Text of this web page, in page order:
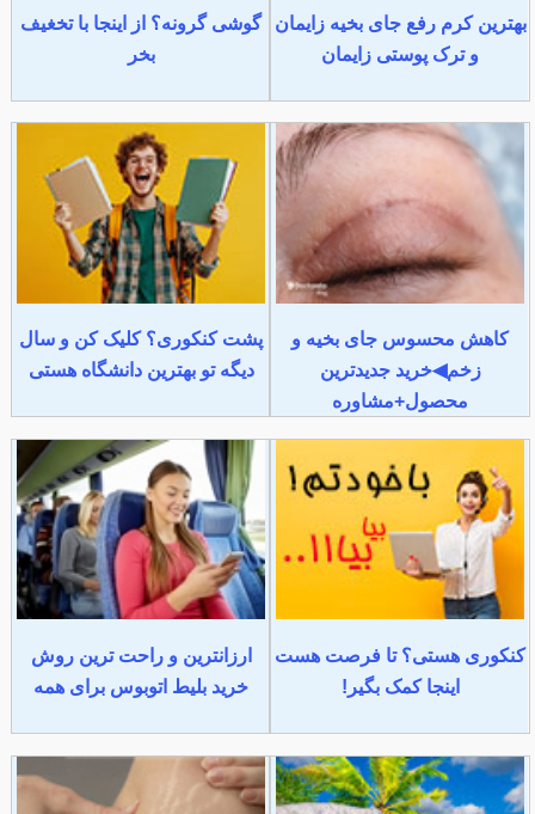
بهترین کرم رفع جای بخیه زایمان
و ترک پوستی زایمان
گوشی گرونه؟ از اینجا با تخغیف
بخر
کاهش محسوس جای بخیه و
زخم◀خرید جدیدترین
محصول+مشاوره
پشت کنکوری؟ کلیک کن و سال
دیگه تو بهترین دانشگاه هستی
کنکوری هستی؟ تا فرصت هست
اینجا کمک بگیر!
ارزانترین و راحت ترین روش
خرید بلیط اتوبوس برای همه